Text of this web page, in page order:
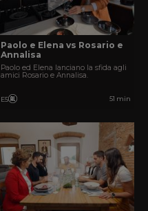
Paolo e Elena vs Rosario e
Annalisa
Paolo ed Elena lanciano la sfida agli
amici Rosario e Annalisa.
E5 51 min